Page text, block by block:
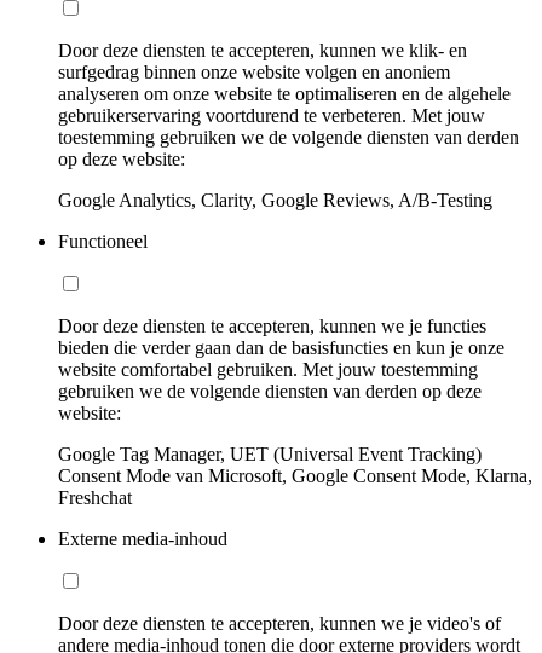
Door deze diensten te accepteren, kunnen we klik- en
surfgedrag binnen onze website volgen en anoniem
analyseren om onze website te optimaliseren en de algehele
gebruikerservaring voortdurend te verbeteren. Met jouw
toestemming gebruiken we de volgende diensten van derden
op deze website:
Google Analytics, Clarity, Google Reviews, A/B-Testing
Functioneel
Door deze diensten te accepteren, kunnen we je functies
bieden die verder gaan dan de basisfuncties en kun je onze
website comfortabel gebruiken. Met jouw toestemming
gebruiken we de volgende diensten van derden op deze
website:
Google Tag Manager, UET (Universal Event Tracking)
Consent Mode van Microsoft, Google Consent Mode, Klarna,
Freshchat
Externe media-inhoud
Door deze diensten te accepteren, kunnen we je video's of
andere media-inhoud tonen die door externe providers wordt